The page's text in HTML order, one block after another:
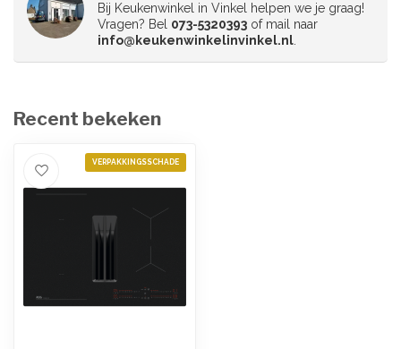
Bij Keukenwinkel in Vinkel helpen we je graag!
Vragen? Bel 073-5320393 of mail naar
info@keukenwinkelinvinkel.nl.
Recent bekeken
VERPAKKINGSSCHADE